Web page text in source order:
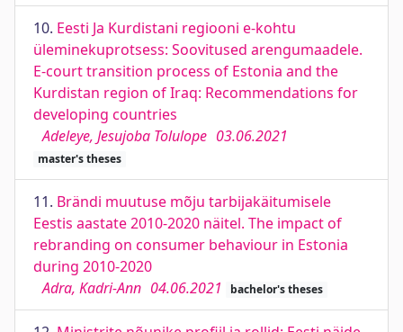
10. Eesti Ja Kurdistani regiooni e-kohtu
üleminekuprotsess: Soovitused arengumaadele.
E-court transition process of Estonia and the
Kurdistan region of Iraq: Recommendations for
developing countries
Adeleye, Jesujoba Tolulope 03.06.2021
master's theses
11. Brändi muutuse mõju tarbijakäitumisele
Eestis aastate 2010-2020 näitel. The impact of
rebranding on consumer behaviour in Estonia
during 2010-2020
Adra, Kadri-Ann 04.06.2021 bachelor's theses